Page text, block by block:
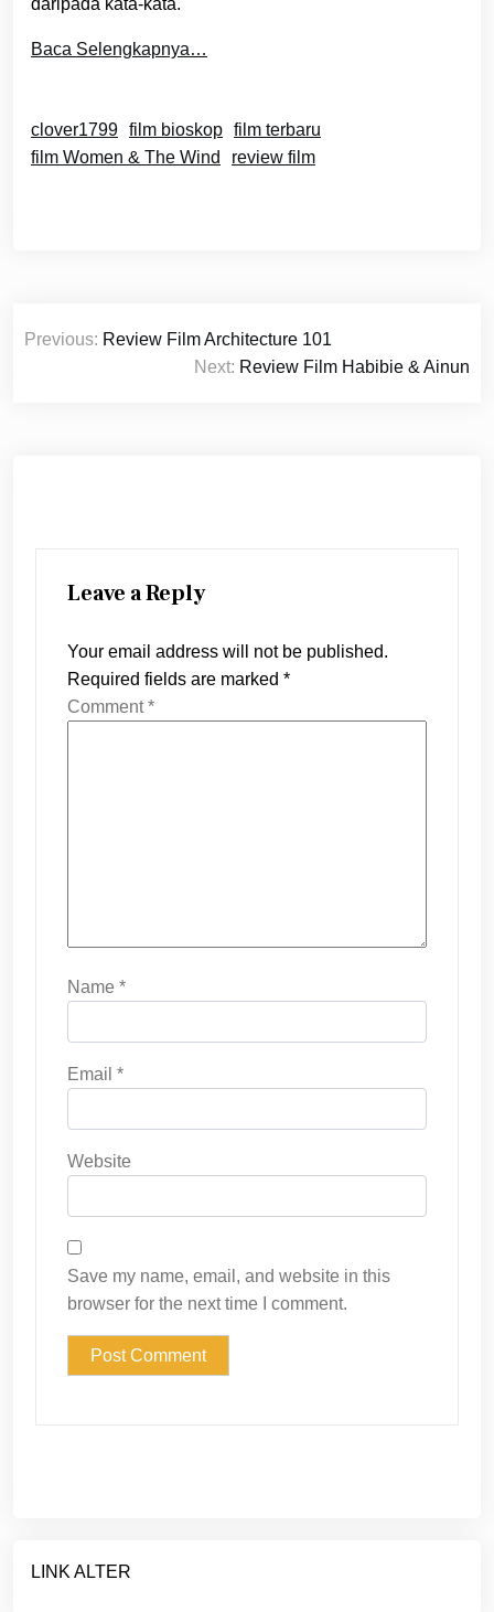
Baca Selengkapnya…
clover1799 film bioskop film terbaru
film Women & The Wind
review film
Post
Previous: Review Film Architecture 101
Next: Review Film Habibie & Ainun
Leave a Reply
Your email address will not be published.
Required fields are marked *
Comment*
Name *
Email *
Website
Save my name, email, and website in this
browser for the next time I comment.
LINK ALTER